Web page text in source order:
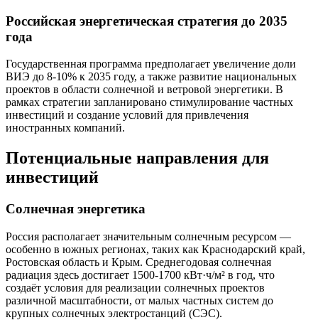
Российская энергетическая стратегия до 2035
года
Государственная программа предполагает увеличение доли
ВИЭ до 8-10% к 2035 году, а также развитие национальных
проектов в области солнечной и ветровой энергетики. В
рамках стратегии запланировано стимулирование частных
инвестиций и создание условий для привлечения
иностранных компаний.
Потенциальные направления для
инвестиций
Солнечная энергетика
Россия располагает значительным солнечным ресурсом —
особенно в южных регионах, таких как Краснодарский край,
Ростовская область и Крым. Среднегодовая солнечная
радиация здесь достигает 1500-1700 кВт·ч/м² в год, что
создаёт условия для реализации солнечных проектов
различной масштабности, от малых частных систем до
крупных солнечных электростанций (СЭС).